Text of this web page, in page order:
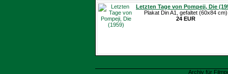
Letzten Tage von Pompeji, Die
Plakat Din A1, gefaltet (60x84 cm)
24 EUR
Archiv für